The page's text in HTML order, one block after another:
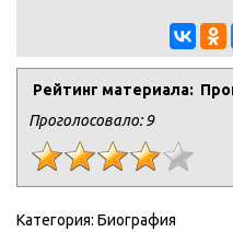
Рейтинг материала:
Проголосовало:9
Категория: Биография